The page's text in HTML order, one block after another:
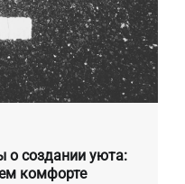
о создании уюта:
комфорте